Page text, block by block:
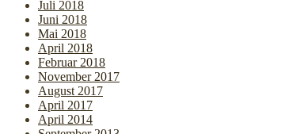
Juli 2018
Juni 2018
Mai 2018
April 2018
Februar 2018
November 2017
August 2017
April 2017
April 2014